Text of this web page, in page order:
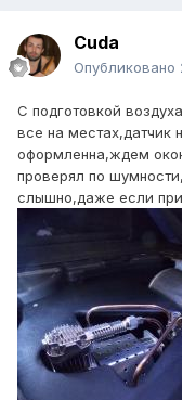
Cuda
Опубликовано
С подготовкой
все на местах,датчик
оформленна,ждем
проверял по
слышно,даже если